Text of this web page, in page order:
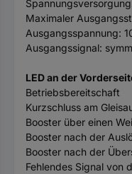
Maximaler
Ausgangsspannung:
Ausgangssignal:
LED an der
Betriebsbereitschaft
Kurzschluss am
Booster über einen
Booster nach der
Booster nach der
Fehlendes Signal von